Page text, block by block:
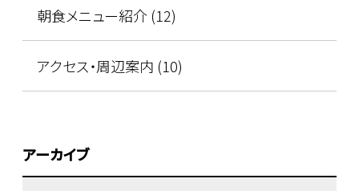
朝食メニュー紹介 (12)
アクセス・周辺案内 (10)
アーカイブ